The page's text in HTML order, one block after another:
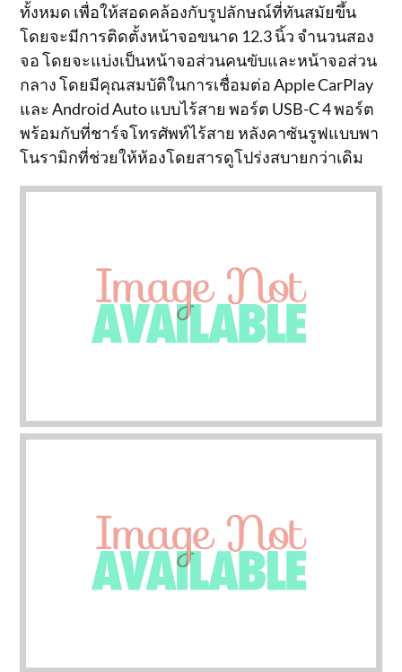
ทั้งหมด เพื่อให้สอดคล้องกับรูปลักษณ์ที่ทันสมัยขึ้น
โดยจะมีการติดตั้งหน้าจอขนาด 12.3 นิ้ว จำนวนสอง
จอ โดยจะแบ่งเป็นหน้าจอส่วนคนขับและหน้าจอส่วน
กลาง โดยมีคุณสมบัติในการเชื่อมต่อ Apple CarPlay
และ Android Auto แบบไร้สาย พอร์ต USB-C 4 พอร์ต
พร้อมกับที่ชาร์จโทรศัพท์ไร้สาย หลังคาซันรูฟแบบพา
โนรามิกที่ช่วยให้ห้องโดยสารดูโปร่งสบายกว่าเดิม